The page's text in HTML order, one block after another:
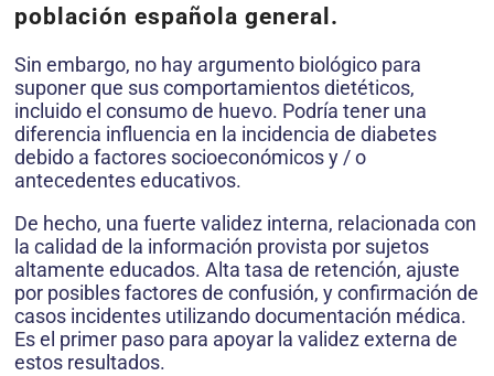
población española general.
Sin embargo, no hay argumento biológico para
suponer que sus comportamientos dietéticos,
incluido el consumo de huevo. Podría tener una
diferencia influencia en la incidencia de diabetes
debido a factores socioeconómicos y / o
antecedentes educativos.
De hecho, una fuerte validez interna, relacionada con
la calidad de la información provista por sujetos
altamente educados. Alta tasa de retención, ajuste
por posibles factores de confusión, y confirmación de
casos incidentes utilizando documentación médica.
Es el primer paso para apoyar la validez externa de
estos resultados.